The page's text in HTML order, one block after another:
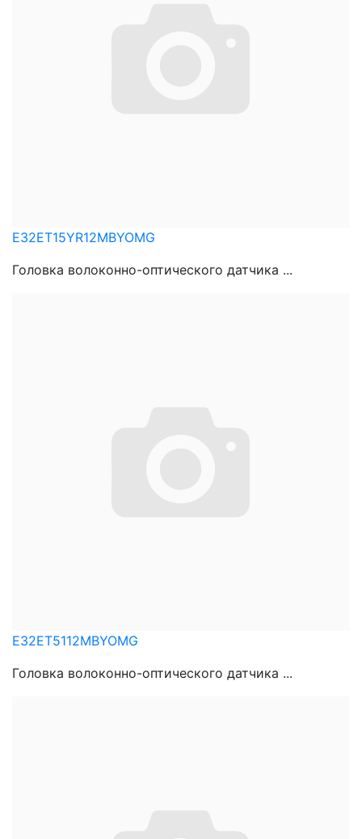
E32ET15YR12MBYOMG
Головка волоконно-оптического датчика ...
E32ET5112MBYOMG
Головка волоконно-оптического датчика ...